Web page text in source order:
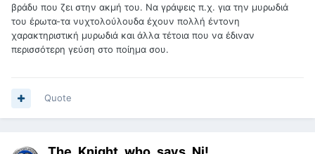
βράδυ που ζει στην ακμή του. Να γράψεις π.χ. για την μυρωδιά
του έρωτα-τα νυχτολούλουδα έχουν πολλή έντονη
χαρακτηριστική μυρωδιά και άλλα τέτοια που να έδιναν
περισσότερη γεύση στο ποίημα σου.
Quote